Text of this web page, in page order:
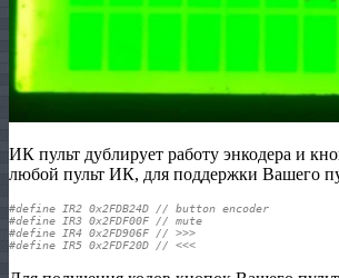
ИК пульт дублирует работу энкодера и
любой пульт ИК, для поддержки Вашего
#define IR2 0x2FDB24D // button encoder
#define IR3 0x2FDF00F // mute
#define IR4 0x2FD906F // >>>
#define IR5 0x2FDF20D // <<<